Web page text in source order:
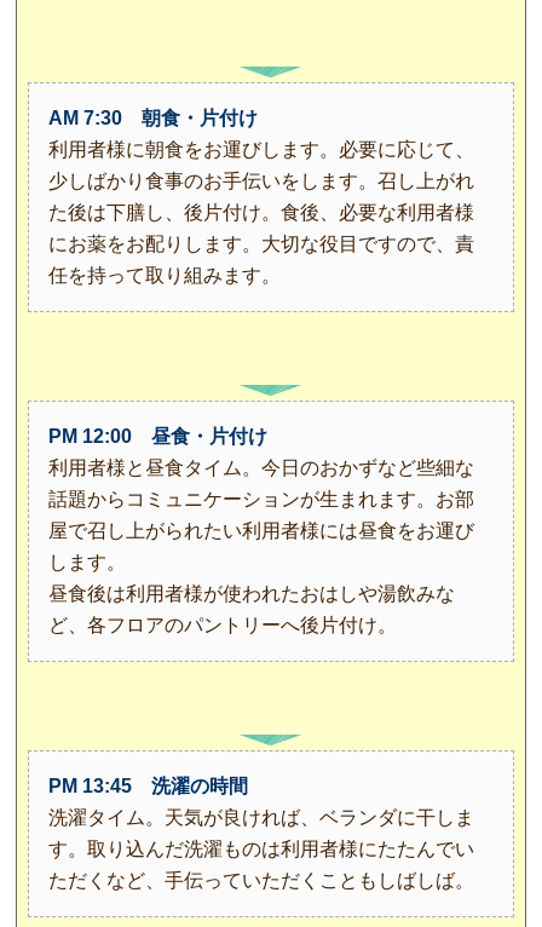
AM 7:30 朝食・片付け
利用者様に朝食をお運びします。必要に応じて、
少しばかり食事のお手伝いをします。召し上がれ
た後は下膳し、後片付け。食後、必要な利用者様
にお薬をお配りします。大切な役目ですので、責
任を持って取り組みます。
PM 12:00 昼食・片付け
利用者様と昼食タイム。今日のおかずなど些細な
話題からコミュニケーションが生まれます。お部
屋で召し上がられたい利用者様には昼食をお運び
します。
昼食後は利用者様が使われたおはしや湯飲みな
ど、各フロアのパントリーへ後片付け。
PM 13:45 洗濯の時間
洗濯タイム。天気が良ければ、ベランダに干しま
す。取り込んだ洗濯ものは利用者様にたたんでい
ただくなど、手伝っていただくこともしばしば。